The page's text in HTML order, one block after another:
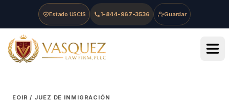
Skip to main content
Skip to navigation
Skip to footer
Estado USCIS 1-844-967-3536 Guardar
Vasquez Law Firm - Home
EOIR / JUEZ DE INMIGRACIÓN